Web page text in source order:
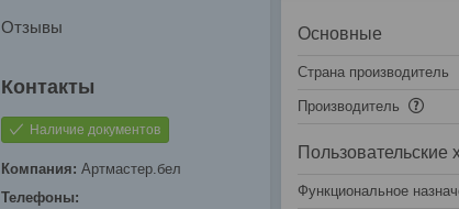
Основные
Страна производитель
Производитель
Пользовательские
Функциональное
Отзывы
Наличие документов
Артмастер.бел